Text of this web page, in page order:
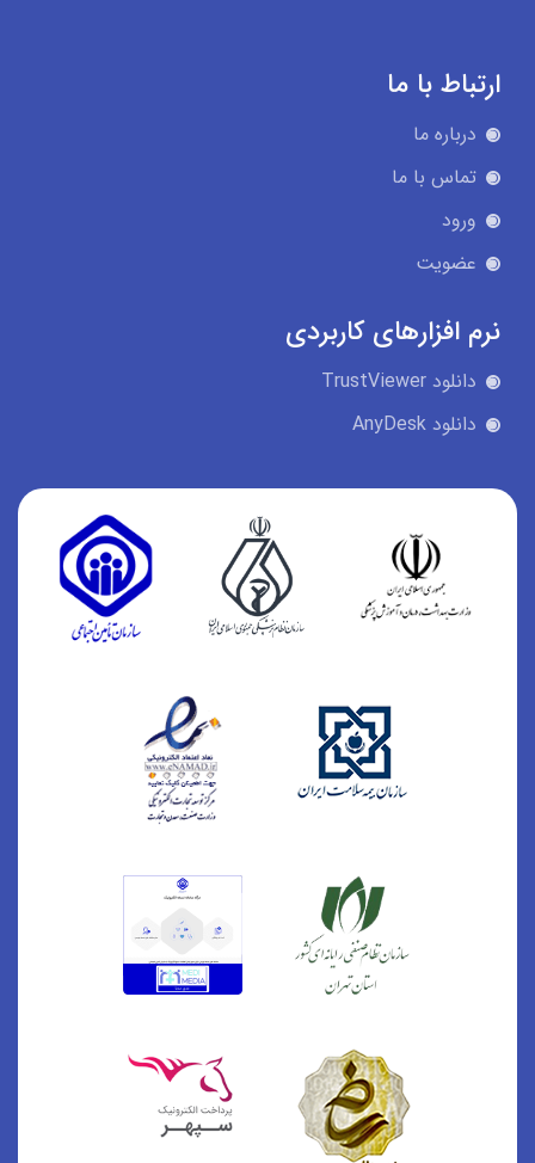
ارتباط با ما
درباره ما
تماس با ما
ورود
عضویت
نرم افزارهای کاربردی
دانلود TrustViewer
دانلود AnyDesk